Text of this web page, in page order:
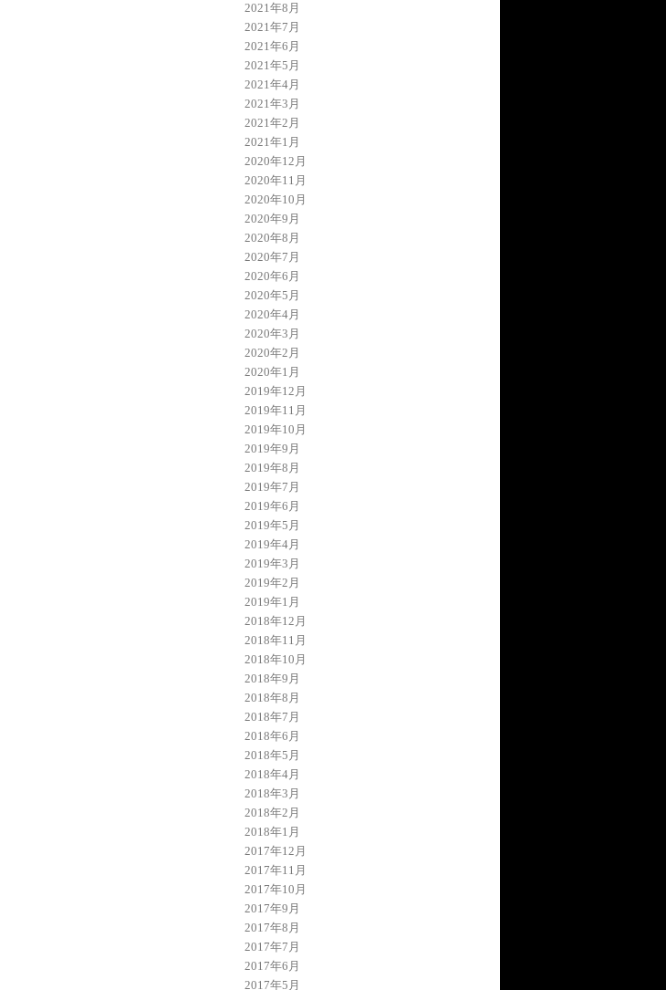
2021年8月
2021年7月
2021年6月
2021年5月
2021年4月
2021年3月
2021年2月
2021年1月
2020年12月
2020年11月
2020年10月
2020年9月
2020年8月
2020年7月
2020年6月
2020年5月
2020年4月
2020年3月
2020年2月
2020年1月
2019年12月
2019年11月
2019年10月
2019年9月
2019年8月
2019年7月
2019年6月
2019年5月
2019年4月
2019年3月
2019年2月
2019年1月
2018年12月
2018年11月
2018年10月
2018年9月
2018年8月
2018年7月
2018年6月
2018年5月
2018年4月
2018年3月
2018年2月
2018年1月
2017年12月
2017年11月
2017年10月
2017年9月
2017年8月
2017年7月
2017年6月
2017年5月